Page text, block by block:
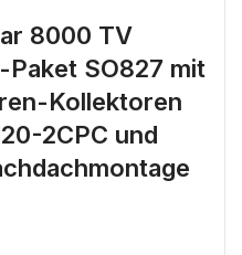
8000 TV
SO827 mit
Kollektoren
2CPC und